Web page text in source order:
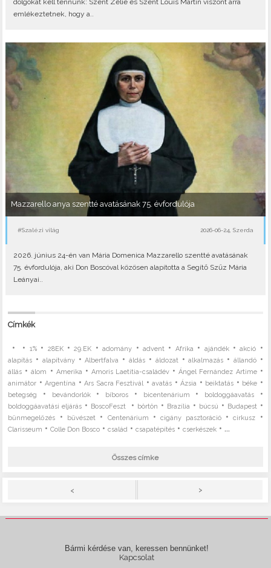
dolgokat kell tennünk: Szent Zélie és Szent Louis Martin viszont arra
emlékeztetnek, hogy a..
Mazzarello anya szentté avatásának 75. évfordulója
#Szalézi világ 2026-06-24, Szerda
2026. június 24-én van Mária Domenica Mazzarello szentté avatásának
75. évfordulója, aki Don Boscóval közösen alapította a Segítő Szűz Mária
Leányai..
Címkék
• • 1%• 28EK•29.EK •adomány •advent • Afrika • ajándék•akció •
alapítás • alapítvány•Albertfalva •áldás • áldozat•alkalmazás • állandó•
állás •álom • Amerika • Amoris Laetitia-családév •Ángel Fernández Artime•
animátor •Argentína •Ars Sacra Fesztivál •avatás •Ázsia • beiktatás • béke •
betegség • bevándorlók• bíboros • bicentenárium • boldoggáavatás•
boldoggáavatási eljárás • BoscoFeszt • börtön • Brazília • búcsú • Budapest•
bűnmegelőzés • bűvészet• Centenárium •cigány pasztoráció•cirkusz •
Clarisseum •Colle Don Bosco •család •csapatépítés •cserkészek • ...
Összes címke
< >
Bármi kérdése van, keressen bennünket!
Kapcsolat